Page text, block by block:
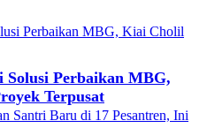
Solusi Perbaikan MBG,
Terpusat